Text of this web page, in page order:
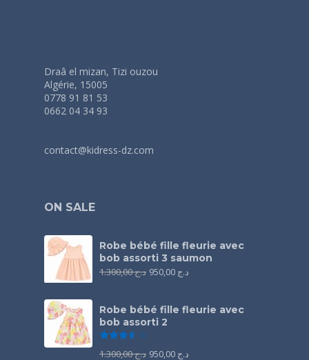
Draâ el mizan, Tizi ouzou
Algérie, 15005
0778 91 81 53
0662 04 34 93
contact@kidress-dz.com
ON SALE
Robe bébé fille fleurie avec
bob assorti 3 saumon
د.ج1.300,00 د.ج
Robe bébé fille fleurie avec
bob assorti 2
د.ج1.300,00 د.ج